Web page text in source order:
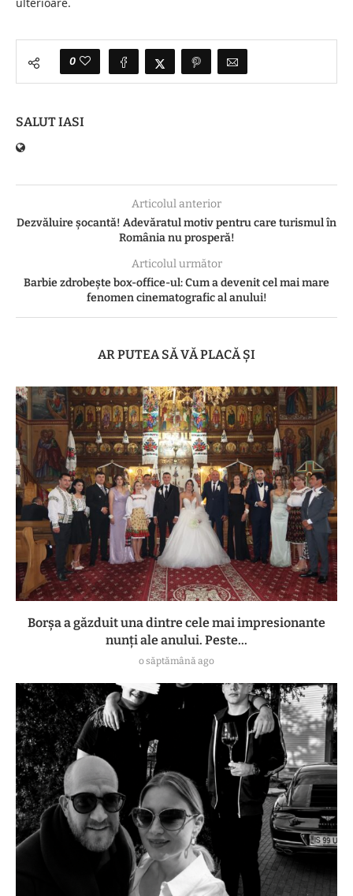
ulterioare.
0
SALUT IASI
Articolul anterior
Dezvăluire șocantă! Adevăratul motiv pentru care turismul în
România nu prosperă!
Articolul următor
Barbie zdrobește box-office-ul: Cum a devenit cel mai mare
fenomen cinematografic al anului!
AR PUTEA SĂ VĂ PLACĂ ȘI
Borșa a găzduit una dintre cele mai impresionante
nunți ale anului. Peste...
o săptămână ago